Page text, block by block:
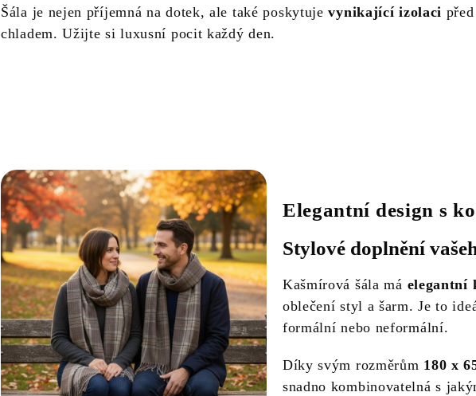
Šála je nejen příjemná na dotek, ale také poskytujevynikající izolaci před
chladem. Užijte si luxusní pocit každý den.
Elegantní design s
Stylové doplnění
Kašmírová šála má elegantní
oblečení styl a šarm. Je to
formální nebo neformální.
Díky svým rozměrům 180 x
snadno kombinovatelná s